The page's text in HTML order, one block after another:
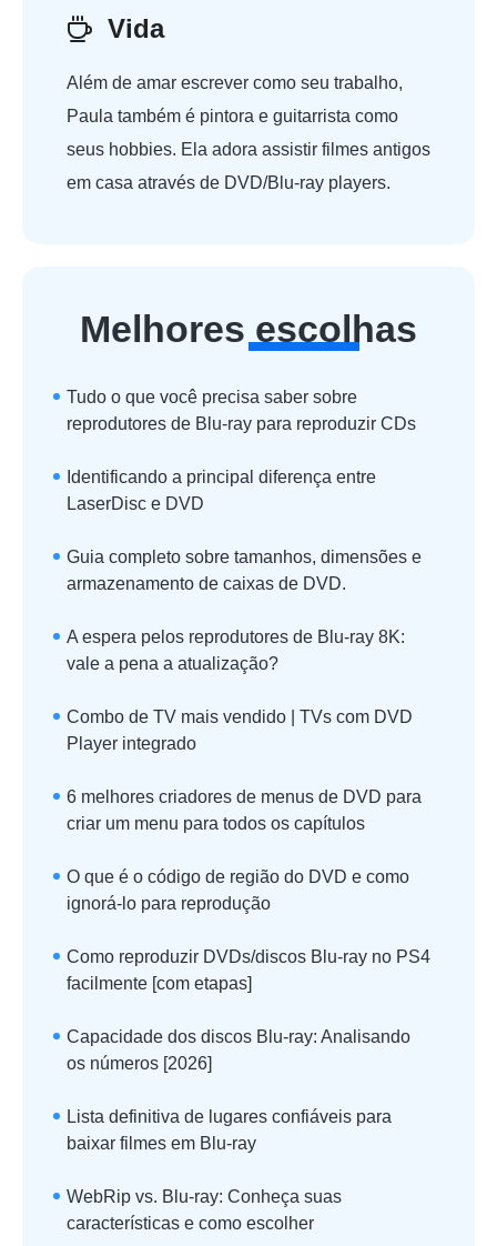
Vida
Além de amar escrever como seu trabalho,
Paula também é pintora e guitarrista como
seus hobbies. Ela adora assistir filmes antigos
em casa através de DVD/Blu-ray players.
Melhores escolhas
Tudo o que você precisa saber sobre
reprodutores de Blu-ray para reproduzir CDs
Identificando a principal diferença entre
LaserDisc e DVD
Guia completo sobre tamanhos, dimensões e
armazenamento de caixas de DVD.
A espera pelos reprodutores de Blu-ray 8K:
vale a pena a atualização?
Combo de TV mais vendido | TVs com DVD
Player integrado
6 melhores criadores de menus de DVD para
criar um menu para todos os capítulos
O que é o código de região do DVD e como
ignorá-lo para reprodução
Como reproduzir DVDs/discos Blu-ray no PS4
facilmente [com etapas]
Capacidade dos discos Blu-ray: Analisando
os números [2026]
Lista definitiva de lugares confiáveis para
baixar filmes em Blu-ray
WebRip vs. Blu-ray: Conheça suas
características e como escolher